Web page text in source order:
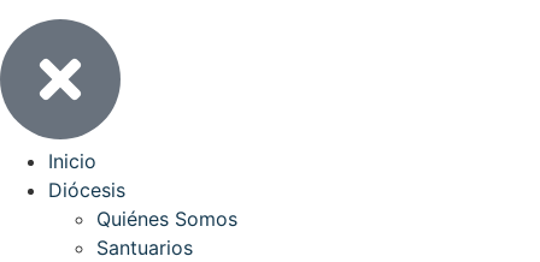
Inicio
Diócesis
Quiénes Somos
Santuarios